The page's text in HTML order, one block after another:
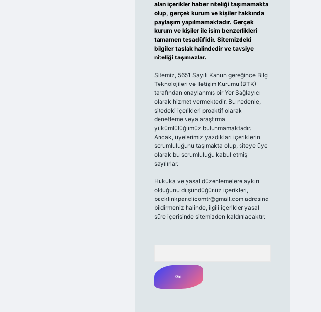
alan içerikler haber niteliği taşımamakta
olup, gerçek kurum ve kişiler hakkında
paylaşım yapılmamaktadır. Gerçek
kurum ve kişiler ile isim benzerlikleri
tamamen tesadüfidir. Sitemizdeki
bilgiler taslak halindedir ve tavsiye
niteliği taşımazlar.
Sitemiz, 5651 Sayılı Kanun gereğince Bilgi
Teknolojileri ve İletişim Kurumu (BTK)
tarafından onaylanmış bir Yer Sağlayıcı
olarak hizmet vermektedir. Bu nedenle,
sitedeki içerikleri proaktif olarak
denetleme veya araştırma
yükümlülüğümüz bulunmamaktadır.
Ancak, üyelerimiz yazdıkları içeriklerin
sorumluluğunu taşımakta olup, siteye üye
olarak bu sorumluluğu kabul etmiş
sayılırlar.
Hukuka ve yasal düzenlemelere aykırı
olduğunu düşündüğünüz içerikleri,
backlinkpanelicomtr@gmail.comadresine
bildirmeniz halinde, ilgili içerikler yasal
süre içerisinde sitemizden kaldırılacaktır.